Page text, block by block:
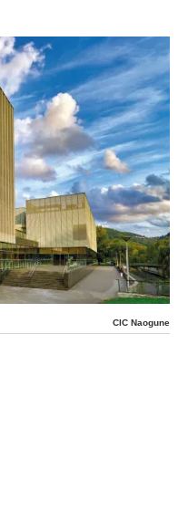
CIC Naogune